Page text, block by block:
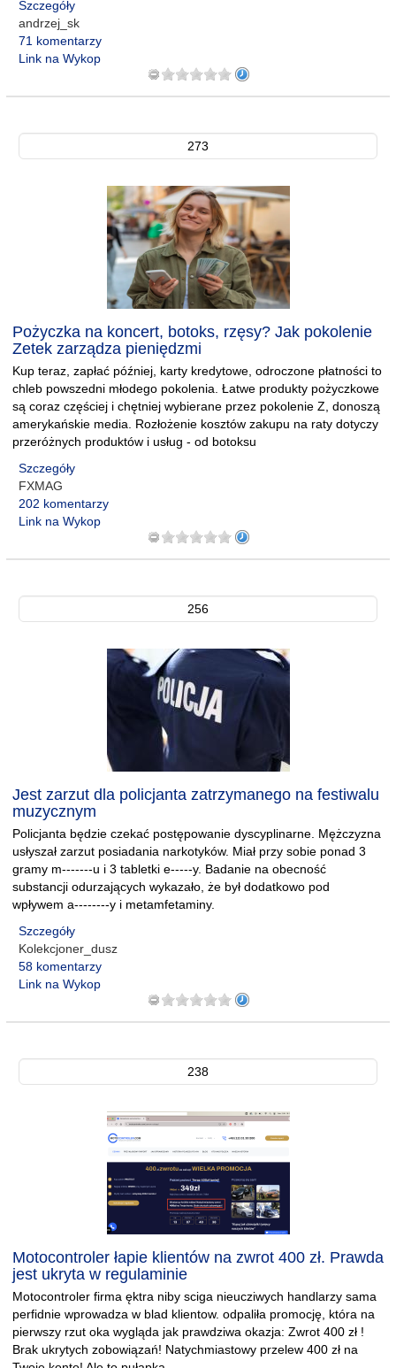
Szczegóły
andrzej_sk
71 komentarzy
Link na Wykop
273
Pożyczka na koncert, botoks, rzęsy? Jak pokolenie
Zetek zarządza pieniędzmi
Kup teraz, zapłać później, karty kredytowe, odroczone płatności to
chleb powszedni młodego pokolenia. Łatwe produkty pożyczkowe
są coraz częściej i chętniej wybierane przez pokolenie Z, donoszą
amerykańskie media. Rozłożenie kosztów zakupu na raty dotyczy
przeróżnych produktów i usług - od botoksu
Szczegóły
FXMAG
202 komentarzy
Link na Wykop
256
Jest zarzut dla policjanta zatrzymanego na festiwalu
muzycznym
Policjanta będzie czekać postępowanie dyscyplinarne. Mężczyzna
usłyszał zarzut posiadania narkotyków. Miał przy sobie ponad 3
gramy m-------u i 3 tabletki e-----y. Badanie na obecność
substancji odurzających wykazało, że był dodatkowo pod
wpływem a--------y i metamfetaminy.
Szczegóły
Kolekcjoner_dusz
58 komentarzy
Link na Wykop
238
Motocontroler łapie klientów na zwrot 400 zł. Prawda
jest ukryta w regulaminie
Motocontroler firma ęktra niby sciga nieucziwych handlarzy sama
perfidnie wprowadza w blad klientow. odpaliła promocję, która na
pierwszy rzut oka wygląda jak prawdziwa okazja: Zwrot 400 zł !
Brak ukrytych zobowiązań! Natychmiastowy przelew 400 zł na